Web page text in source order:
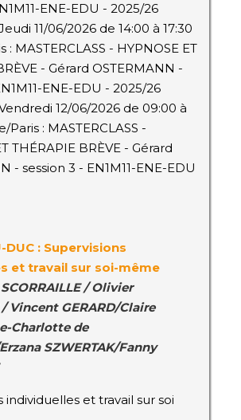
ENE-EDU - 2025/26
11/06/2026 de 14:00 à 17:30
: MASTERCLASS - HYPNOSE ET
- Gérard OSTERMANN -
ENE-EDU - 2025/26
Vendredi 12/06/2026 de 09:00 à
Paris : MASTERCLASS -
THÉRAPIE BRÈVE - Gérard
- session 3 - EN1M11-ENE-EDU
DUC : Supervisions
et travail sur soi-même
/ Olivier
/ Vincent GERARD/Claire
Charlotte de
SZWERTAK/Fanny
individuelles et travail sur soi